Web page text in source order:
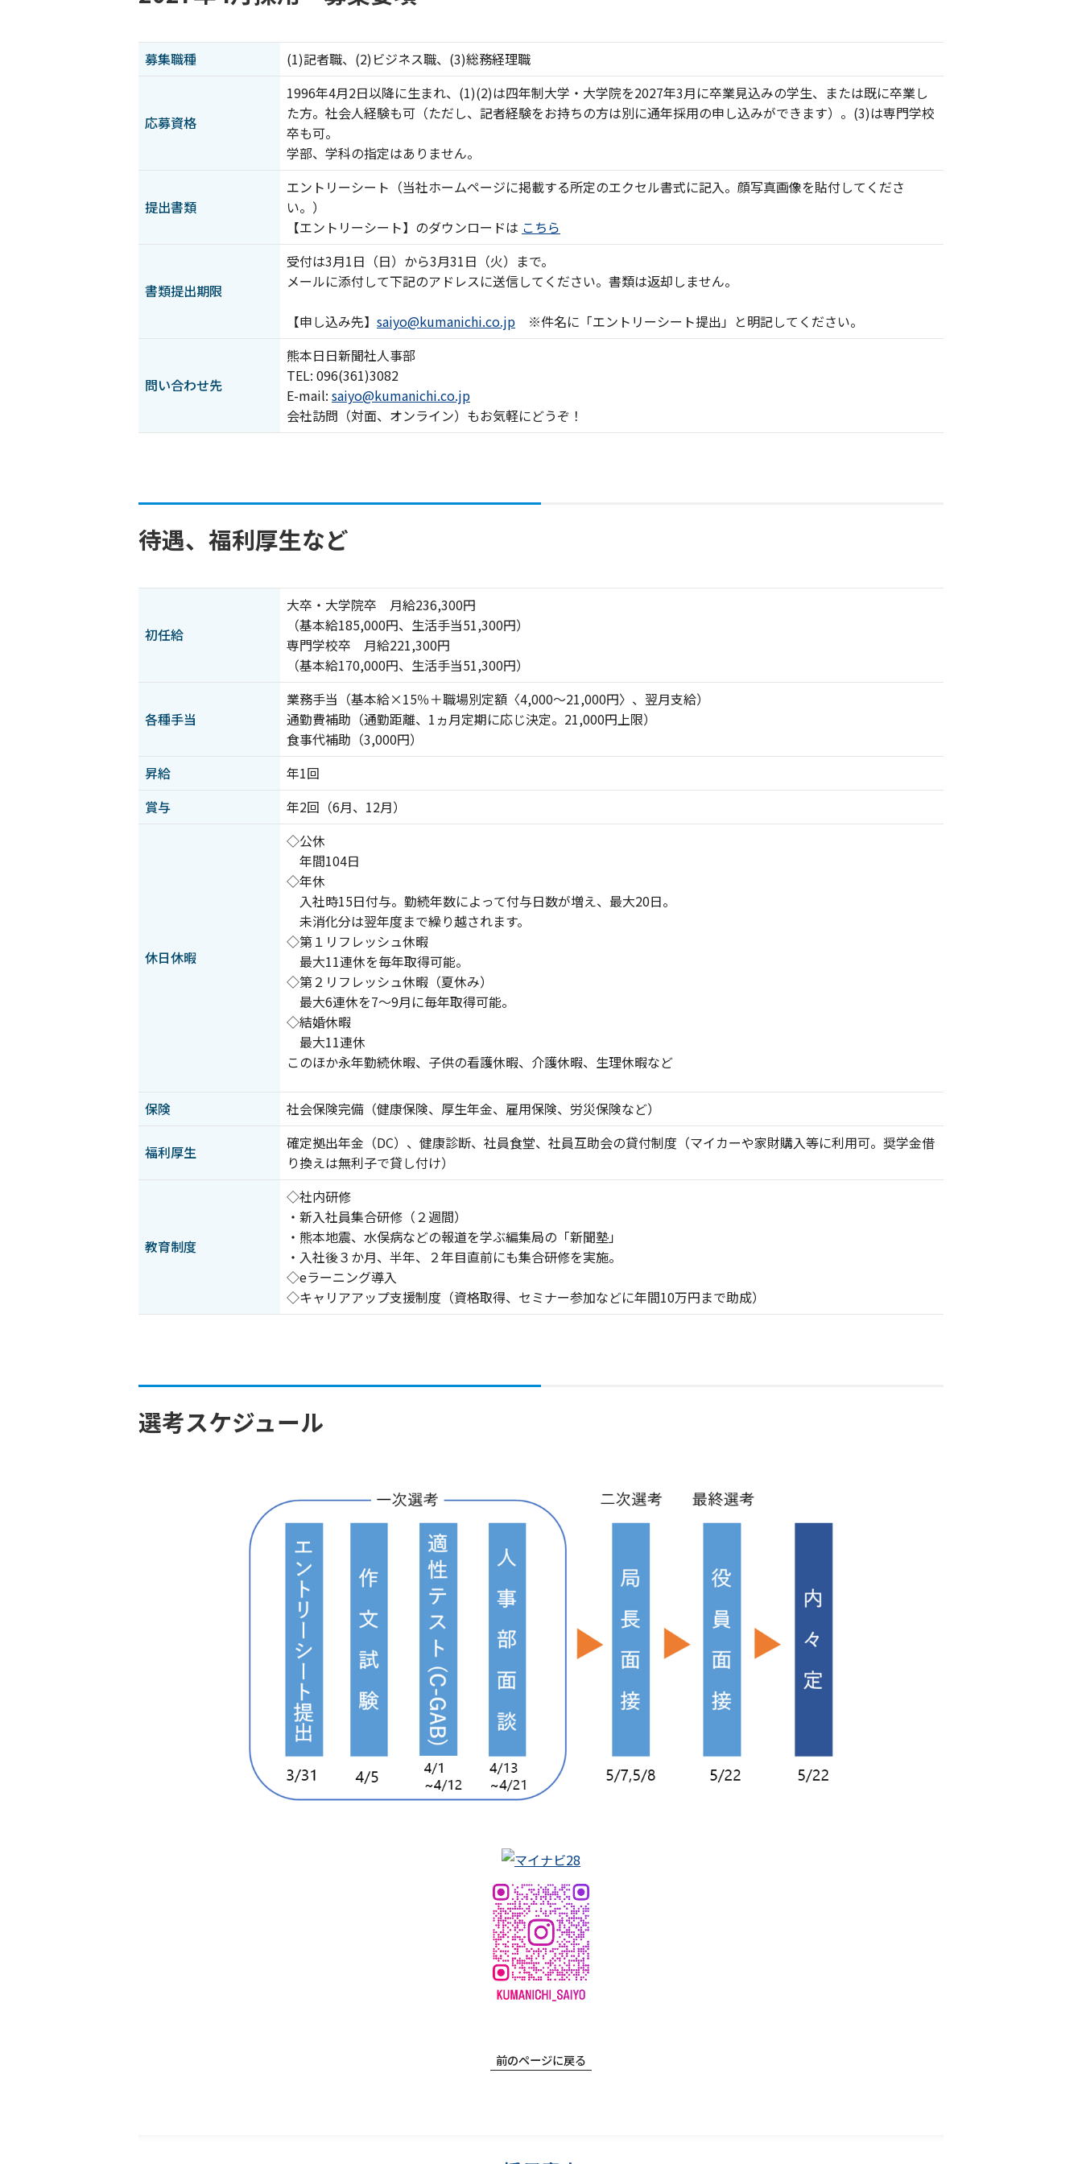
募集職種 (1)記者職、(2)ビジネス職、(3)総務経理職
応募資格
1996年4月2日以降に生まれ、(1)(2)は四年制大学・大学院を2027年3月に卒業見込みの学生、または既に卒業し
た方。社会人経験も可（ただし、記者経験をお持ちの方は別に通年採用の申し込みができます）。(3)は専門学校
卒も可。
学部、学科の指定はありません。
提出書類
エントリーシート（当社ホームページに掲載する所定のエクセル書式に記入。顔写真画像を貼付してくださ
い。）
【エントリーシート】のダウンロードは こちら
書類提出期限
受付は3月1日（日）から3月31日（火）まで。
メールに添付して下記のアドレスに送信してください。書類は返却しません。
【申し込み先】 saiyo@kumanichi.co.jp ※件名に「エントリーシート提出」と明記してください。
問い合わせ先
熊本日日新聞社人事部
TEL: 096(361)3082
E-mail: saiyo@kumanichi.co.jp
会社訪問（対面、オンライン）もお気軽にどうぞ！
待遇、福利厚生など
初任給
大卒・大学院卒 月給236,300円
（基本給185,000円、生活手当51,300円）
専門学校卒 月給221,300円
（基本給170,000円、生活手当51,300円）
各種手当
業務手当（基本給×15％＋職場別定額〈4,000～21,000円〉、翌月支給）
通勤費補助（通勤距離、1ヵ月定期に応じ決定。21,000円上限）
食事代補助（3,000円）
昇給
年1回
賞与
年2回（6月、12月）
休日休暇
◇公休
年間104日
◇年休
入社時15日付与。勤続年数によって付与日数が増え、最大20日。
未消化分は翌年度まで繰り越されます。
◇第１リフレッシュ休暇
最大11連休を毎年取得可能。
◇第２リフレッシュ休暇（夏休み）
最大6連休を7～9月に毎年取得可能。
◇結婚休暇
最大11連休
このほか永年勤続休暇、子供の看護休暇、介護休暇、生理休暇など
保険 社会保険完備（健康保険、厚生年金、雇用保険、労災保険など）
福利厚生
確定拠出年金（DC）、健康診断、社員食堂、社員互助会の貸付制度（マイカーや家財購入等に利用可。奨学金借
り換えは無利子で貸し付け）
教育制度
◇社内研修
・新入社員集合研修（２週間）
・熊本地震、水俣病などの報道を学ぶ編集局の「新聞塾」
・入社後３か月、半年、２年目直前にも集合研修を実施。
◇eラーニング導入
◇キャリアアップ支援制度（資格取得、セミナー参加などに年間10万円まで助成）
選考スケジュール
前のページに戻る